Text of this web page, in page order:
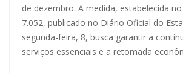
de dezembro. A medida, estabelecida
7.052, publicado no Diário Oficial do
segunda-feira, 8, busca garantir a
serviços essenciais e a retomada